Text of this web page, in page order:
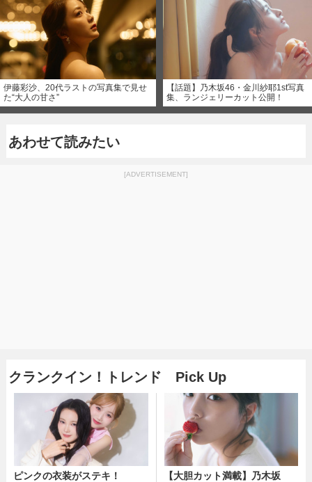
伊藤彩沙、20代ラストの写真集で見せ
た“大人の甘さ”
【話題】乃木坂46・金川紗耶1st写真
集、ランジェリーカット公開！
あわせて読みたい
[ADVERTISEMENT]
クランクイン！トレンド Pick Up
ピンクの衣装がステキ！
【大胆カット満載】乃木坂